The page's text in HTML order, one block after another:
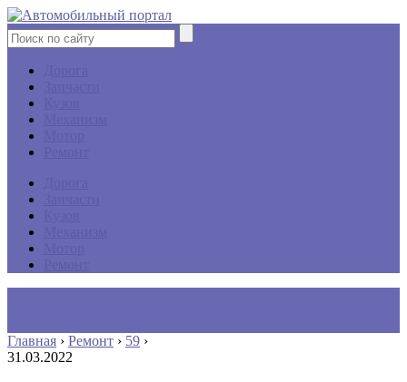
Главная › Ремонт › 59 ›
31.03.2022